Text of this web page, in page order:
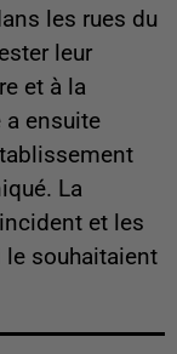
les rues du
leur
et à la
a ensuite
La
et les
le souhaitaient